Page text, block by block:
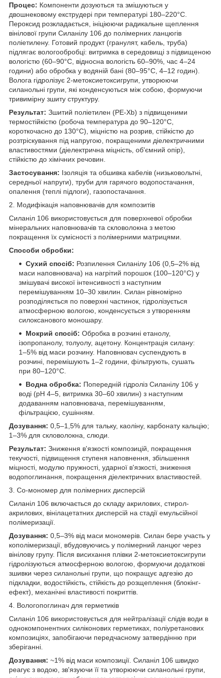
Процес: Компоненти дозуються та змішуються у
двошнековому екструдері при температурі 180–220°C.
Пероксид розкладається, ініціюючи радикальне щеплення
вінілової групи Силанілу 106 до полімерних ланцюгів
поліетилену. Готовий продукт (гранулят, кабель, труба)
підлягає вологообробці: витримка в середовищі з підвищеною
вологістю (60–90°C, відносна вологість 60–90%, час 4–24
години) або обробка у водяній бані (80–95°C, 4–12 годин).
Волога гідролізує 2-метоксиетоксигрупи, утворюючи
силанольні групи, які конденсуються між собою, формуючи
тривимірну зшиту структуру.
Результат: Зшитий поліетилен (PE-Xb) з підвищеними
термостійкістю (робоча температура до 90–120°C,
короткочасно до 130°C), міцністю на розрив, стійкістю до
розтріскування під напругою, покращеними діелектричними
властивостями (діелектрична міцність, об'ємний опір),
стійкістю до хімічних речовин.
Застосування: Ізоляція та обшивка кабелів (низьковольтні,
середньої напруги), труби для гарячого водопостачання,
опалення (теплі підлоги), газопостачання.
2. Модифікація наповнювачів для композитів
Силаніл 106 використовується для поверхневої обробки
мінеральних наповнювачів та скловолокна з метою
покращення їх сумісності з полімерними матрицями.
Способи обробки:
Сухий спосіб: Розпилення Силанілу 106 (0,5–2% від
маси наповнювача) на нагрітий порошок (100–120°C) у
змішувачі високої інтенсивності з наступним
перемішуванням 10–30 хвилин. Силан рівномірно
розподіляється по поверхні частинок, гідролізується
атмосферною вологою, конденсується з утворенням
силоксанового моношару.
Мокрий спосіб: Обробка в розчині етанолу,
ізопропанолу, толуолу, ацетону. Концентрація силану:
1–5% від маси розчину. Наповнювач суспендують в
розчині, перемішують 1–2 години, фільтрують, сушать
при 80–120°C.
Водна обробка: Попередній гідроліз Силанілу 106 у
воді (pH 4–5, витримка 30–60 хвилин) з наступним
додаванням наповнювача, перемішуванням,
фільтрацією, сушінням.
Дозування: 0,5–1,5% для тальку, каоліну, карбонату кальцію;
1–3% для скловолокна, слюди.
Результат: Зниження в'язкості композицій, покращення
текучості, підвищення ступеня наповнення, збільшення
міцності, модулю пружності, ударної в'язкості, зниження
водопоглинання, покращення діелектричних властивостей.
3. Со-мономер для полімерних дисперсій
Силаніл 106 включається до складу акрилових, стирол-
акрилових, вінілацетатних дисперсій на стадії емульсійної
полімеризації.
Дозування: 0,5–3% від маси мономерів. Силан бере участь у
кополімеризації, вбудовуючись у полімерний ланцюг через
вінілову групу. Після висихання плівки 2-метоксиетоксигрупи
гідролізуються атмосферною вологою, формуючи додаткові
зшивки через силанольні групи, що покращує адгезію до
підкладки, водостійкість, стійкість до розщеплення (блокінг-
ефект), механічні властивості покриттів.
4. Вологопоглинач для герметиків
Силаніл 106 використовується для нейтралізації слідів води в
однокомпонентних силіконових герметиках, поліуретанових
композиціях, запобігаючи передчасному затвердінню при
зберіганні.
Дозування: ~1% від маси композиції. Силаніл 106 швидко
реагує з водою, зв'язуючи її та утворюючи силанольні групи,